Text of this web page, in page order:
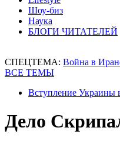
Шоу-биз
Наука
БЛОГИ ЧИТАТЕЛЕЙ
СПЕЦТЕМА: Война в
ВСЕ ТЕМЫ
Вступление Украины
Дело